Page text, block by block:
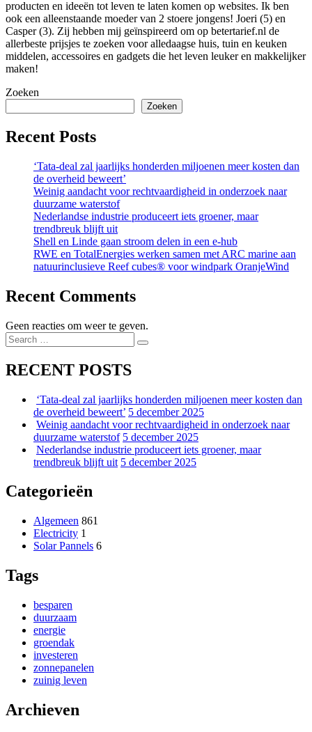
producten en ideeën tot leven te laten komen op websites. Ik ben
ook een alleenstaande moeder van 2 stoere jongens! Joeri (5) en
Casper (3). Zij hebben mij geïnspireerd om op betertarief.nl de
allerbeste prijsjes te zoeken voor alledaagse huis, tuin en keuken
middelen, accessoires en gadgets die het leven leuker en makkelijker
maken!
Zoeken
Zoeken
Recent Posts
‘Tata-deal zal jaarlijks honderden miljoenen meer kosten dan
de overheid beweert’
Weinig aandacht voor rechtvaardigheid in onderzoek naar
duurzame waterstof
Nederlandse industrie produceert iets groener, maar
trendbreuk blijft uit
Shell en Linde gaan stroom delen in een e-hub
RWE en TotalEnergies werken samen met ARC marine aan
natuurinclusieve Reef cubes® voor windpark OranjeWind
Recent Comments
Geen reacties om weer te geven.
Search
for:
Search
RECENT POSTS
‘Tata-deal zal jaarlijks honderden miljoenen meer kosten dan
de overheid beweert’ 5 december 2025
Weinig aandacht voor rechtvaardigheid in onderzoek naar
duurzame waterstof 5 december 2025
Nederlandse industrie produceert iets groener, maar
trendbreuk blijft uit 5 december 2025
Categorieën
Algemeen 861
Electricity 1
Solar Pannels 6
Tags
besparen
duurzaam
energie
groendak
investeren
zonnepanelen
zuinig leven
Archieven